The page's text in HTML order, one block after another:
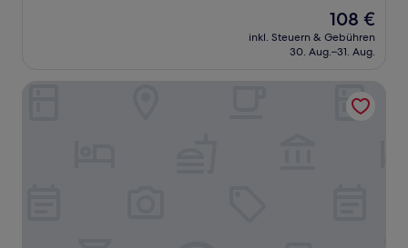
Bewertungen)
Der
Preis
beträgt
108 €
inkl. Steuern & Gebühren
30. Aug.–31. Aug.